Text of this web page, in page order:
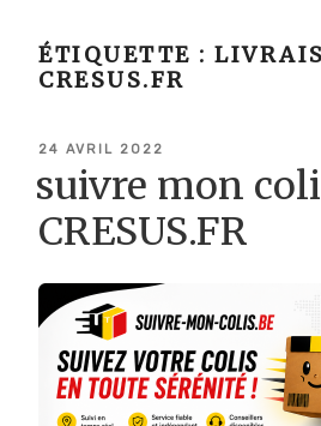
ÉTIQUETTE :
CRESUS.FR
PUBLIÉ
24 AVRIL 2022
suivre mon
CRESUS.FR